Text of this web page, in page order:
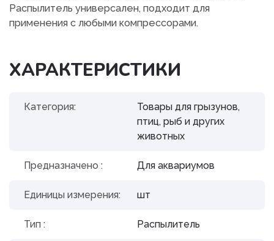
Распылитель универсален, подходит для
применения с любыми компрессорами.
ХАРАКТЕРИСТИКИ
Категория:
Товары для грызунов,
птиц, рыб и других
животных
Предназначено : Для аквариумов
Единицы измерения: шт
Тип : Распылитель